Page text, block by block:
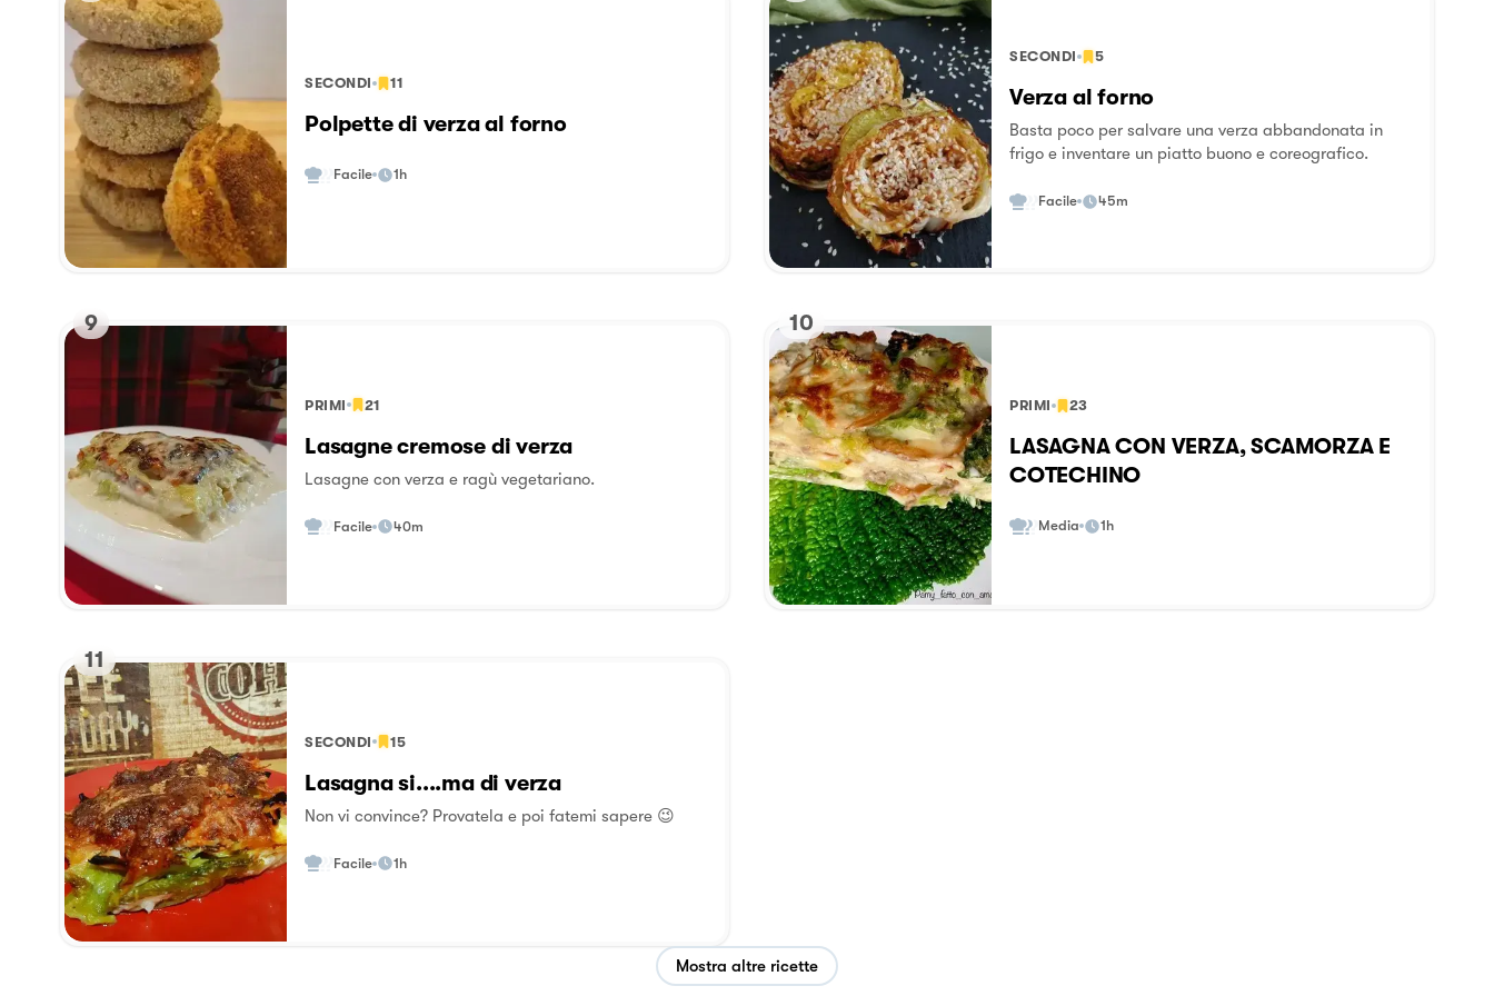
SECONDI 11
Polpette di verza al forno
Facile 1h
SECONDI 5
Verza al forno
Basta poco per salvare una verza abbandonata in
frigo e inventare un piatto buono e coreografico.
Facile 45m
9
PRIMI 21
Lasagne cremose di verza
Lasagne con verza e ragù vegetariano.
Facile 40m
10
PRIMI 23
LASAGNA CON VERZA, SCAMORZA E
COTECHINO
Media 1h
11
SECONDI 15
Lasagna si....ma di verza
Non vi convince? Provatela e poi fatemi sapere 😉
Facile 1h
Mostra altre ricette